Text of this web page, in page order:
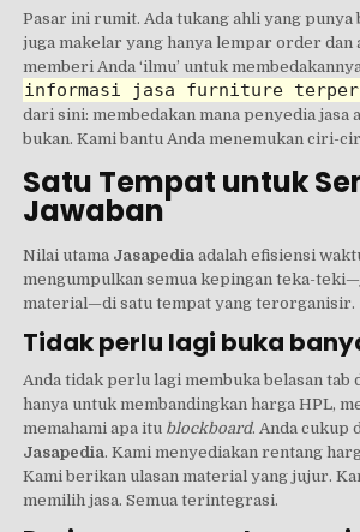
Pasar ini rumit. Ada tukang ahli yang punya
juga makelar yang hanya lempar order dan
memberi Anda ‘ilmu’ untuk
informasi jasa furniture
dari sini: membedakan mana penyedia jasa
bukan. Kami bantu Anda menemukan ciri-
Satu Tempat untuk
Jawaban
Nilai utama Jasapedia adalah efisiensi
mengumpulkan semua kepingan teka-
material—di satu tempat yang terorganisir.
Tidak perlu lagi buka
Anda tidak perlu lagi membuka belasan tab
hanya untuk membandingkan harga HPL,
memahami apa itu blockboard. Anda cukup
Jasapedia. Kami menyediakan rentang
Kami berikan ulasan material yang jujur.
memilih jasa. Semua terintegrasi.